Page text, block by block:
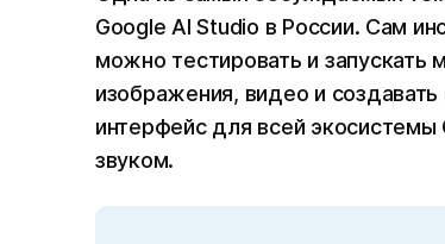
Google AI Studio в России. Сам
можно тестировать и
изображения, видео и
интерфейс для всей экосистемы
звуком.